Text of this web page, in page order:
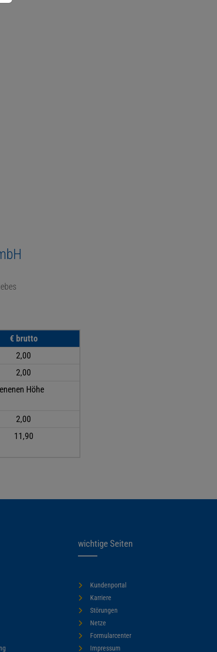
€ brutto
2,00
2,00
Höhe
2,00
11,90
wichtige Seiten
Kundenportal
Karriere
Störungen
Netze
Formularcenter
Impressum